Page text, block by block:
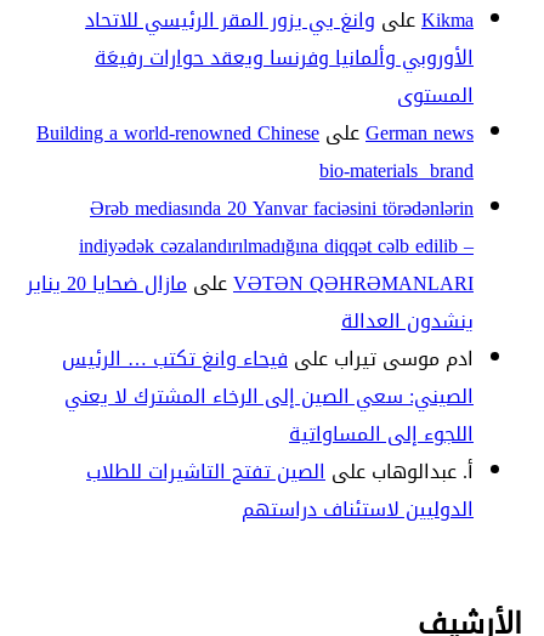
Kikmaعلى وانغ يي يزور المقر الرئيسي للاتحاد
الأوروبي وألمانيا وفرنسا ويعقد حوارات رفيعَة
المستوى
German newsعلىBuilding a world-renowned Chinese
bio-materials brand
Ərəb mediasında 20 Yanvar faciəsini törədənlərin
indiyədək cəzalandırılmadığına diqqət cəlb edilib –
VƏTƏN QƏHRƏMANLARIعلى
مازال ضحايا 20 يناير
ينشدون العدالة
ادم موسى تيرابعلىفيحاء وانغ تكتب … الرئيس
الصيني: سعي الصين إلى الرخاء المشترك لا يعني
اللجوء إلى المساواتية
أ. عبدالوهابعلىالصين تفتح التاشيرات للطلاب
الدوليين لاستئناف دراستهم
الأرشيف